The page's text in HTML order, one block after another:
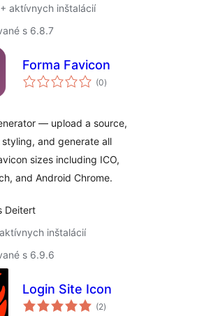
aktívnych inštalácií
s 6.8.7
Forma Favicon
(0celkové
hodnotenie
)
— upload a source,
and generate all
sizes including ICO,
and Android Chrome.
Deitert
inštalácií
s 6.9.6
Login Site Icon
(2celkové
hodnotenie
)